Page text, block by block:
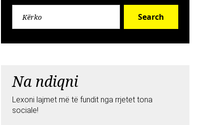
Search
Na ndiqni
Lexoni lajmet më të fundit nga rrjetet tona
sociale!